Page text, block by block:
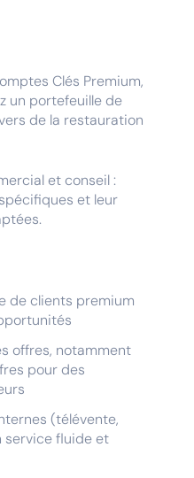
Clés Premium,
un portefeuille de
de la restauration
et conseil :
et leur
de clients premium
offres, notamment
pour des
(télévente,
service fluide et